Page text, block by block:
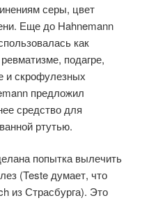
серы, цвет
Еще до Hahnemann
как
подагре,
и скрофулезных
предложил
средство для
ртутью.
попытка вылечить
(Teste думает, что
из Страсбурга). Это